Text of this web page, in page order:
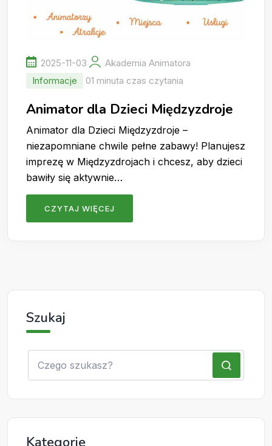
2025-11-03
Akademia Animatora
Informacje
01 minuta czas czytania
Animator dla Dzieci Międzyzdroje
Animator dla Dzieci Międzyzdroje –
niezapomniane chwile pełne zabawy! Planujesz
imprezę w Międzyzdrojach i chcesz, aby dzieci
bawiły się aktywnie…
CZYTAJ WIĘCEJ
Szukaj
Kategorie